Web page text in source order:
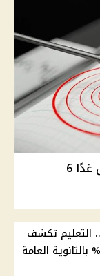
البحوث الفلكية تحسم مزاعم وقوع زلزال غدًا 6
التعليم تكشف